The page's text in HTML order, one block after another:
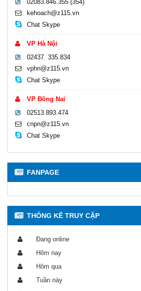
02083.846.355 (354)
kehoach@z115.vn
Chat Skype
VP Hà Nội
02437. 335.834
vphn@z115.vn
Chat Skype
VP Đồng Nai
02513.893.474
cnpn@z115.vn
Chat Skype
FANPAGE
THỐNG KÊ TRUY CẬP
Đang online
Hôm nay
Hôm qua
Tuần này